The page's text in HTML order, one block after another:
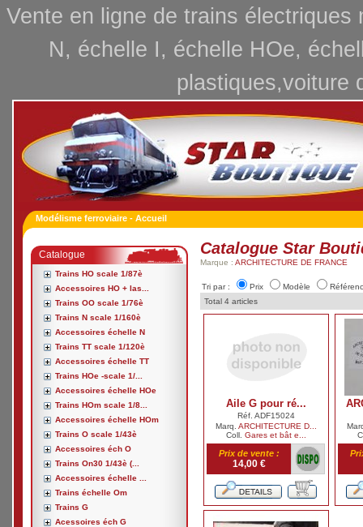
Vente en ligne de trains
N, échelle I, échelle HOe,
plastiques,voiture
Modélisme ferroviaire - Accueil
Catalogue
Trains HO scale 1/87è
Accessoires HO + las...
Trains OO scale 1/76è
Trains N scale 1/160è
Accessoires échelle N
Trains TT scale 1/120è
Accessoires échelle TT
Trains HOe -scale 1/...
Accessoires échelle HOe
Trains HOm scale 1/8...
Accessoires échelle HOm
Trains O scale 1/43è
Accessoires éch O
Trains On30 1/43è (...
Accessoires échelle ...
Trains échelle Om
Trains G
Acessoires éch G
Catalogue Star
Marque : ARCHITECTURE DE FRANCE
Tri par : Prix Modèle
Total 4 articles
Aile G pour ré...
Réf. ADF15024
Marq. ARCHITECTURE D...
Coll. Gares et bât e...
Prix de vente :
14,00 €